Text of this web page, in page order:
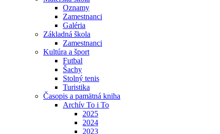
Oznamy
Zamestnanci
Galéria
Základná škola
Zamestnanci
Kultúra a šport
Futbal
Šachy
Stolný tenis
Turistika
Časopis a pamätná kniha
Archív To i To
2025
2024
2023